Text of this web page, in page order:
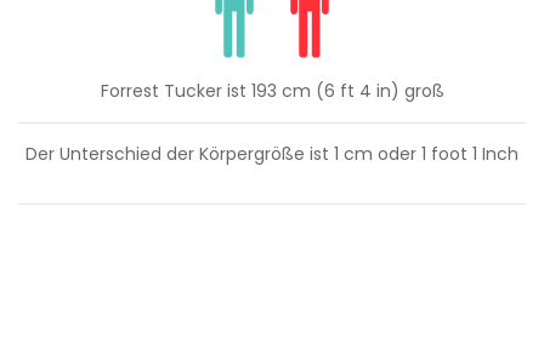
Forrest Tucker ist 193 cm (6 ft 4 in) groß
Der Unterschied der Körpergröße ist 1 cm oder 1 foot 1 Inch